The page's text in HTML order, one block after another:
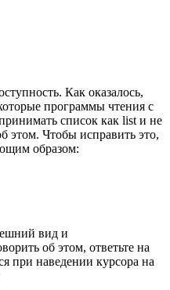
Как оказалось,
программы чтения с
список как list и не
этом. Чтобы исправить это,
образом:
вид и
об этом, ответьте на
при наведении курсора на